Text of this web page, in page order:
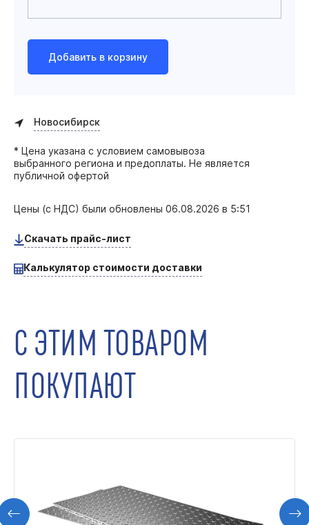
Добавить в корзину
Новосибирск
* Цена указана с условием самовывоза
выбранного региона и предоплаты. Не является
публичной офертой
Цены (с НДС) были обновлены 06.08.2026 в 5:51
Скачать прайс-лист
Калькулятор стоимости доставки
С ЭТИМ ТОВАРОМ
ПОКУПАЮТ